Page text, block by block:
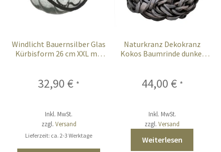
Windlicht Bauernsilber Glas
Kürbisform 26 cm XXL mit
32,90 € *
Inkl. MwSt.
zzgl. Versand
Lieferzeit: ca. 2-3 Werktage
Naturkranz Dekokranz
Kokos Baumrinde dunkel
44,00 € *
Inkl. MwSt.
zzgl.Versand
Weiterlesen